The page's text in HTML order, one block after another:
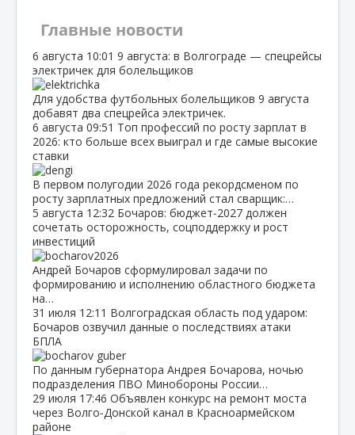
Главные новости
6 августа 10:01 9 августа: в Волгограде — спецрейсы
электричек для болельщиков
Для удобства футбольных болельщиков 9 августа
добавят два спецрейса электричек.
6 августа 09:51 Топ профессий по росту зарплат в
2026: кто больше всех выиграл и где самые высокие
ставки
В первом полугодии 2026 года рекордсменом по
росту зарплатных предложений стал сварщик:…
5 августа 12:32 Бочаров: бюджет‑2027 должен
сочетать осторожность, соцподдержку и рост
инвестиций
Андрей Бочаров сформулировал задачи по
формированию и исполнению областного бюджета
на…
31 июля 12:11 Волгоградская область под ударом:
Бочаров озвучил данные о последствиях атаки
БПЛА
По данным губернатора Андрея Бочарова, ночью
подразделения ПВО Минобороны России…
29 июля 17:46 Объявлен конкурс на ремонт моста
через Волго‑Донской канал в Красноармейском
районе